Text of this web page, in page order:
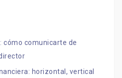
cómo comunicarte de
horizontal, vertical